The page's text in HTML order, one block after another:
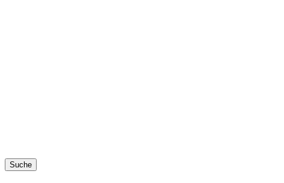
Suche